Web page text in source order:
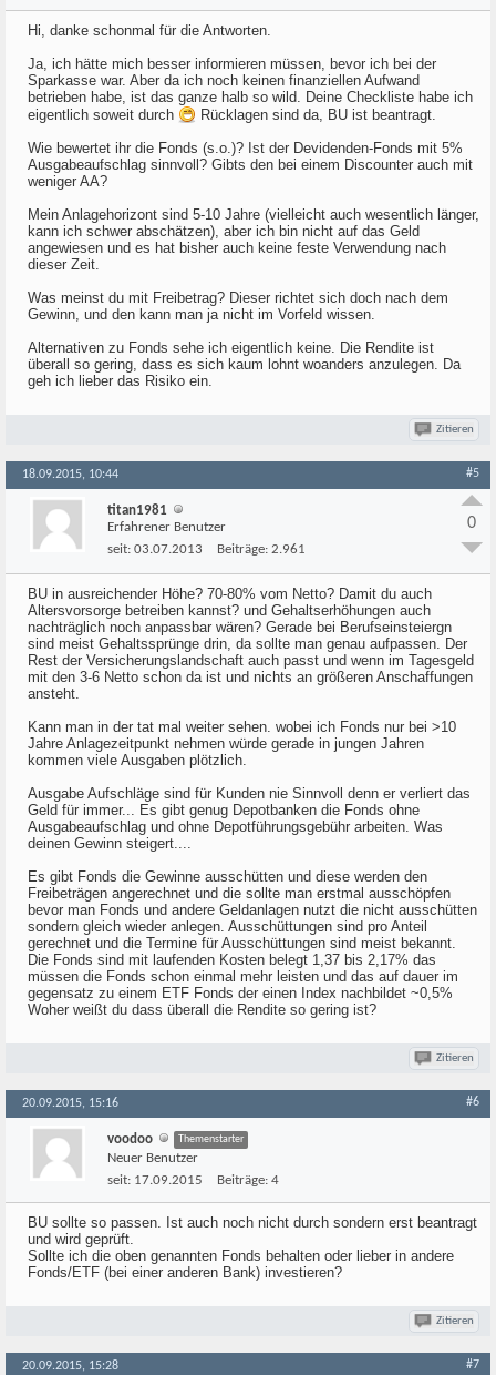
Hi, danke schonmal für die Antworten.
Ja, ich hätte mich besser informieren müssen, bevor ich bei der
Sparkasse war. Aber da ich noch keinen finanziellen Aufwand
betrieben habe, ist das ganze halb so wild. Deine Checkliste habe ich
eigentlich soweit durch
Rücklagen sind da, BU ist beantragt.
Wie bewertet ihr die Fonds (s.o.)? Ist der Devidenden-Fonds mit 5%
Ausgabeaufschlag sinnvoll? Gibts den bei einem Discounter auch mit
weniger AA?
Mein Anlagehorizont sind 5-10 Jahre (vielleicht auch wesentlich länger,
kann ich schwer abschätzen), aber ich bin nicht auf das Geld
angewiesen und es hat bisher auch keine feste Verwendung nach
dieser Zeit.
Was meinst du mit Freibetrag? Dieser richtet sich doch nach dem
Gewinn, und den kann man ja nicht im Vorfeld wissen.
Alternativen zu Fonds sehe ich eigentlich keine. Die Rendite ist
überall so gering, dass es sich kaum lohnt woanders anzulegen. Da
geh ich lieber das Risiko ein.
Zitieren
18.09.2015, 10:44 #5
titan1981
Erfahrener Benutzer
seit: 03.07.2013 Beiträge: 2.961
0
BU in ausreichender Höhe? 70-80% vom Netto? Damit du auch
Altersvorsorge betreiben kannst? und Gehaltserhöhungen auch
nachträglich noch anpassbar wären? Gerade bei Berufseinsteiergn
sind meist Gehaltssprünge drin, da sollte man genau aufpassen. Der
Rest der Versicherungslandschaft auch passt und wenn im Tagesgeld
mit den 3-6 Netto schon da ist und nichts an größeren Anschaffungen
ansteht.
Kann man in der tat mal weiter sehen. wobei ich Fonds nur bei >10
Jahre Anlagezeitpunkt nehmen würde gerade in jungen Jahren
kommen viele Ausgaben plötzlich.
Ausgabe Aufschläge sind für Kunden nie Sinnvoll denn er verliert das
Geld für immer... Es gibt genug Depotbanken die Fonds ohne
Ausgabeaufschlag und ohne Depotführungsgebühr arbeiten. Was
deinen Gewinn steigert....
Es gibt Fonds die Gewinne ausschütten und diese werden den
Freibeträgen angerechnet und die sollte man erstmal ausschöpfen
bevor man Fonds und andere Geldanlagen nutzt die nicht ausschütten
sondern gleich wieder anlegen. Ausschüttungen sind pro Anteil
gerechnet und die Termine für Ausschüttungen sind meist bekannt.
Die Fonds sind mit laufenden Kosten belegt 1,37 bis 2,17% das
müssen die Fonds schon einmal mehr leisten und das auf dauer im
gegensatz zu einem ETF Fonds der einen Index nachbildet ~0,5%
Woher weißt du dass überall die Rendite so gering ist?
Zitieren
20.09.2015, 15:16 #6
voodoo Themenstarter
Neuer Benutzer
seit: 17.09.2015 Beiträge: 4
BU sollte so passen. Ist auch noch nicht durch sondern erst beantragt
und wird geprüft.
Sollte ich die oben genannten Fonds behalten oder lieber in andere
Fonds/ETF (bei einer anderen Bank) investieren?
Zitieren
20.09.2015, 15:28 #7